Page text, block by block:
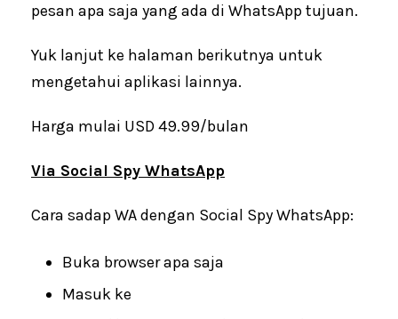
pesan apa saja yang ada di WhatsApp tujuan.
Yuk lanjut ke halaman berikutnya untuk
mengetahui aplikasi lainnya.
Harga mulai USD 49.99/bulan
Via Social Spy WhatsApp
Cara sadap WA dengan Social Spy WhatsApp:
Buka browser apa saja
Masuk ke